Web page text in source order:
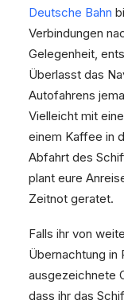
Deutsche Bahn
Verbindungen
Gelegenheit,
Überlasst das
Autofahrens
Vielleicht mit
einem Kaffee in
Abfahrt des
plant eure
Zeitnot geratet.
Falls ihr von
Übernachtung in
ausgezeichnete
dass ihr das